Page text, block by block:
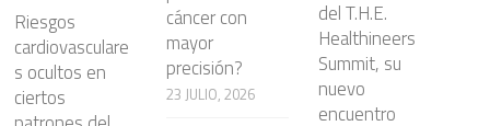
Riesgos
cardiovasculare
s ocultos en
ciertos
cáncer con
mayor
precisión?
23 JULIO, 2026
del T.H.E.
Healthineers
Summit, su
nuevo
encuentro